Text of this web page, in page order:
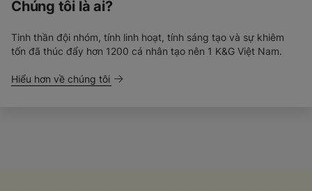
Chúng tôi là ai?
Tinh thần đội nhóm, tính linh hoạt, tính sáng tạo và sự khiêm
tốn đã thúc đẩy hơn 1200 cá nhân tạo nên 1 K&G Việt Nam.
Hiểu hơn về chúng tôi